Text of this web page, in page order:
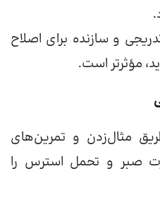
و سازنده برای اصلاح
مؤثرتر است.
مثال‌زدن و تمرین‌های
صبر و تحمل استرس را